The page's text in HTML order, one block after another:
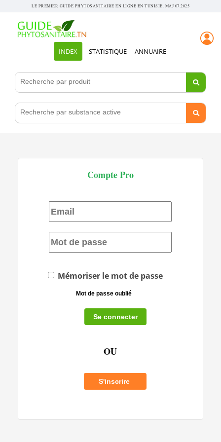
LE PREMIER GUIDE PHYTOSANITAIRE EN LIGNE EN TUNISIE. MAJ 07.2025
INDEX STATISTIQUE ANNUAIRE
Compte Pro
Mémoriser le mot de passe
Mot de passe oublié
OU